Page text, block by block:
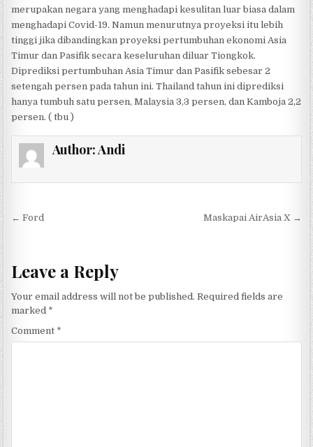
merupakan negara yang menghadapi kesulitan luar biasa dalam
menghadapi Covid-19. Namun menurutnya proyeksi itu lebih
tinggi jika dibandingkan proyeksi pertumbuhan ekonomi Asia
Timur dan Pasifik secara keseluruhan diluar Tiongkok.
Diprediksi pertumbuhan Asia Timur dan Pasifik sebesar 2
setengah persen pada tahun ini. Thailand tahun ini diprediksi
hanya tumbuh satu persen, Malaysia 3,3 persen, dan Kamboja 2,2
persen. ( tbu )
Author:Andi
Post navigation
← Ford Maskapai AirAsia X →
Leave a Reply
Your email address will not be published. Required fields are
marked *
Comment *